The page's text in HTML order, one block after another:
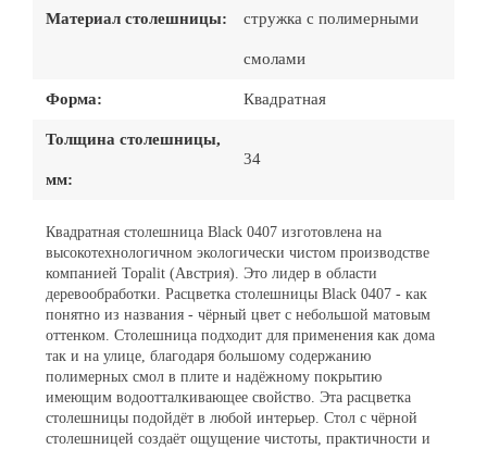
Материал столешницы: стружка с полимерными
смолами
Форма: Квадратная
Толщина столешницы,
мм:
34
Квадратная столешница Black 0407 изготовлена на
высокотехнологичном экологически чистом производстве
компанией Topalit (Австрия). Это лидер в области
деревообработки. Расцветка столешницы Black 0407 - как
понятно из названия - чёрный цвет с небольшой матовым
оттенком. Столешница подходит для применения как дома
так и на улице, благодаря большому содержанию
полимерных смол в плите и надёжному покрытию
имеющим водоотталкивающее свойство. Эта расцветка
столешницы подойдёт в любой интерьер. Стол с чёрной
столешницей создаёт ощущение чистоты, практичности и